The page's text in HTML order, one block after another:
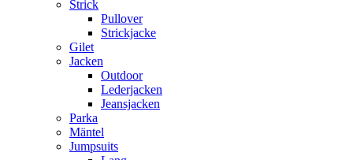
Strick
Pullover
Strickjacke
Gilet
Jacken
Outdoor
Lederjacken
Jeansjacken
Parka
Mäntel
Jumpsuits